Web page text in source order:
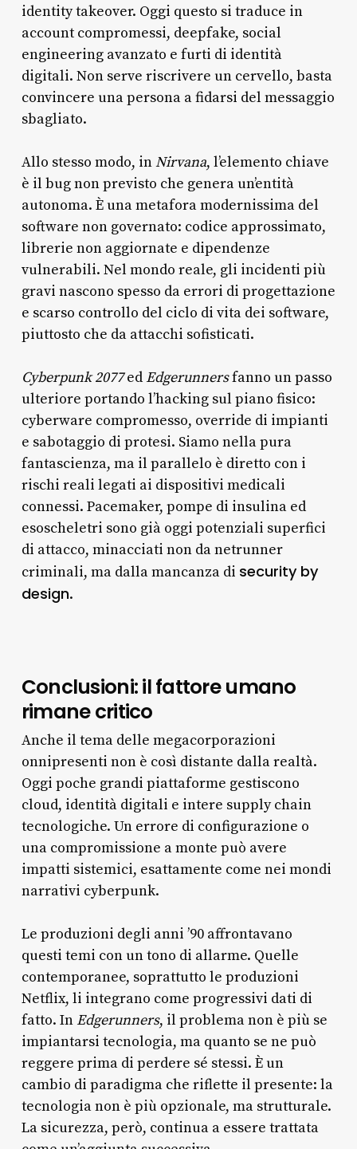
identity takeover. Oggi questo si traduce in
account compromessi, deepfake, social
engineering avanzato e furti di identità
digitali. Non serve riscrivere un cervello, basta
convincere una persona a fidarsi del messaggio
sbagliato.
Allo stesso modo, inNirvana, l’elemento chiave
è il bug non previsto che genera un’entità
autonoma. È una metafora modernissima del
software non governato: codice approssimato,
librerie non aggiornate e dipendenze
vulnerabili. Nel mondo reale, gli incidenti più
gravi nascono spesso da errori di progettazione
e scarso controllo del ciclo di vita dei software,
piuttosto che da attacchi sofisticati.
Cyberpunk 2077ed Edgerunnersfanno un passo
ulteriore portando l’hacking sul piano fisico:
cyberware compromesso, override di impianti
e sabotaggio di protesi. Siamo nella pura
fantascienza, ma il parallelo è diretto con i
rischi reali legati ai dispositivi medicali
connessi. Pacemaker, pompe di insulina ed
esoscheletri sono già oggi potenziali superfici
di attacco, minacciati non da netrunner
criminali, ma dalla mancanza di security by
design.
Conclusioni: il fattore umano
rimane critico
Anche il tema delle megacorporazioni
onnipresenti non è così distante dalla realtà.
Oggi poche grandi piattaforme gestiscono
cloud, identità digitali e intere supply chain
tecnologiche. Un errore di configurazione o
una compromissione a monte può avere
impatti sistemici, esattamente come nei mondi
narrativi cyberpunk.
Le produzioni degli anni ’90 affrontavano
questi temi con un tono di allarme. Quelle
contemporanee, soprattutto le produzioni
Netflix, li integrano come progressivi dati di
fatto. In Edgerunners, il problema non è più se
impiantarsi tecnologia, ma quanto se ne può
reggere prima di perdere sé stessi. È un
cambio di paradigma che riflette il presente: la
tecnologia non è più opzionale, ma strutturale.
La sicurezza, però, continua a essere trattata